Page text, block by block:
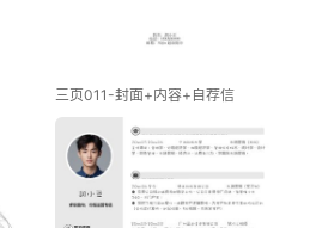
三页011-封面+内容+自荐信